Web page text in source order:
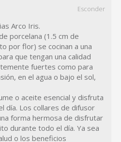
Esconder
Arco Iris.
porcelana (1.5 cm de
por flor) se cocinan a una
que tengan una calidad
fuertes como para
en el agua o bajo el sol,
o aceite esencial y disfruta
día. Los collares de difusor
forma hermosa de disfrutar
durante todo el día. Ya sea
o los beneficios